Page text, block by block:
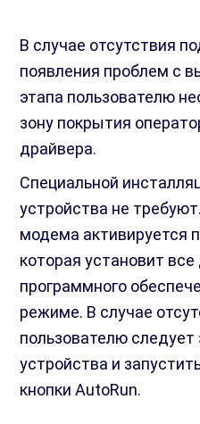
В случае отсутствия
появления проблем с
этапа пользователю
зону покрытия
драйвера.
Специальной
устройства не
модема активируется
которая установит
программного
режиме. В случае
пользователю следует
устройства и
кнопки AutoRun.